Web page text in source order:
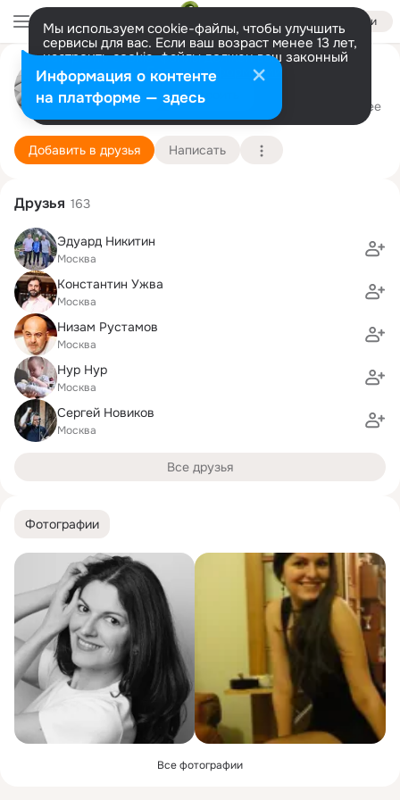
Войти
Мы используем cookie-файлы, чтобы улучшить
сервисы для вас. Если ваш возраст менее 13 лет,
настроить cookie-файлы должен ваш законный
представитель. Больше информации
Разрешить все Настроить
Алёна Паршикова
Москва 20 декабря (43 года) Подробнее
Добавить в друзья Написать
Фотографии
Все фотографии
Друзья 163
Эдуард Никитин
Москва
Константин Ужва
Москва
Низам Рустамов
Москва
Нур Нур
Москва
Сергей Новиков
Москва
Все друзья
Информация о контенте
на платформе — здесь